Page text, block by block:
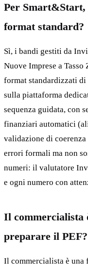
Per Smart&Start,
format standard?
Sì, i bandi gestiti da
Nuove Imprese a Tasso
format standardizzati
sulla piattaforma
sequenza guidata, con
finanziari automatici
validazione di
errori formali ma non
numeri: il valutatore
e ogni numero con
Il commercialista
preparare il PEF?
Il commercialista è una